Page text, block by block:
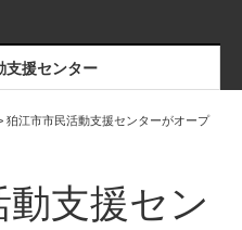
支援センター
狛江市市民活動支援センターがオープ
支援セン